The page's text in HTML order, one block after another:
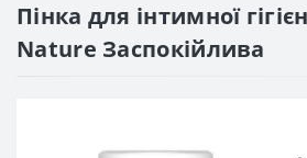
Пінка для інтимної
Nature Заспокійлива